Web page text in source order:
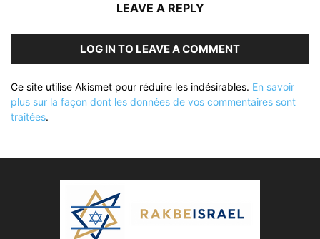
LEAVE A REPLY
LOG IN TO LEAVE A COMMENT
Ce site utilise Akismet pour réduire les indésirables. En savoir
plus sur la façon dont les données de vos commentaires sont
traitées.